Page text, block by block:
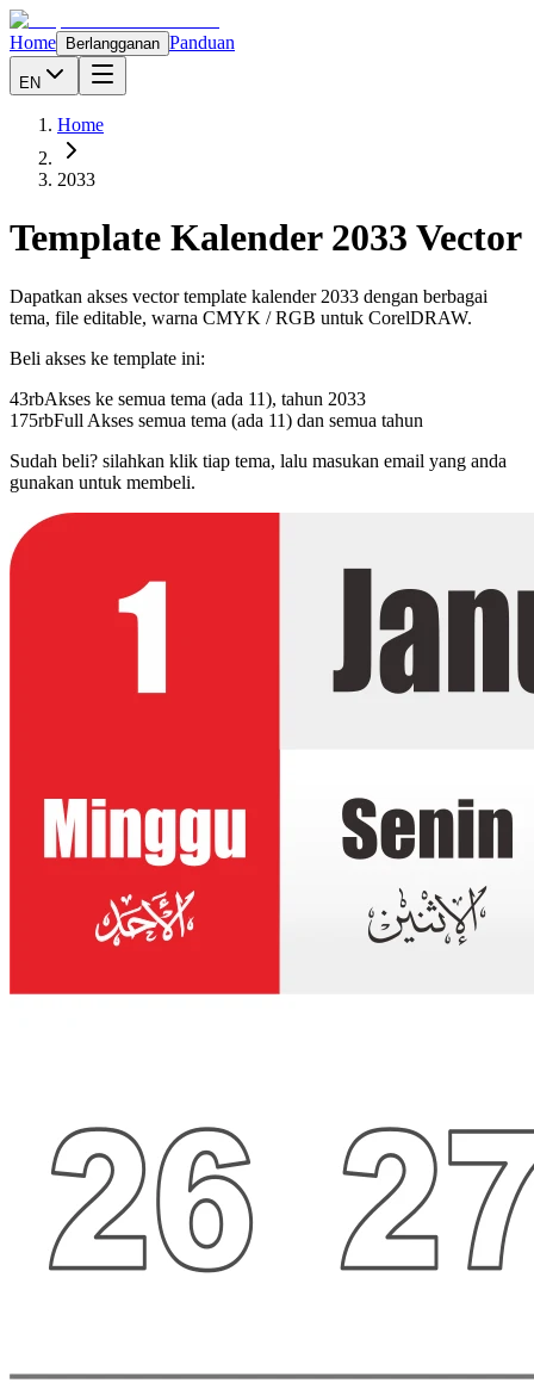
Home Berlangganan Panduan
EN
Home
2033
Template Kalender 2033 Vector
Dapatkan akses vector template kalender 2033 dengan berbagai
tema, file editable, warna CMYK / RGB untuk CorelDRAW.
Beli akses ke template ini:
43rbAkses ke semua tema (ada 11), tahun 2033
175rbFull Akses semua tema (ada 11) dan semua tahun
Sudah beli? silahkan klik tiap tema, lalu masukan email yang anda
gunakan untuk membeli.